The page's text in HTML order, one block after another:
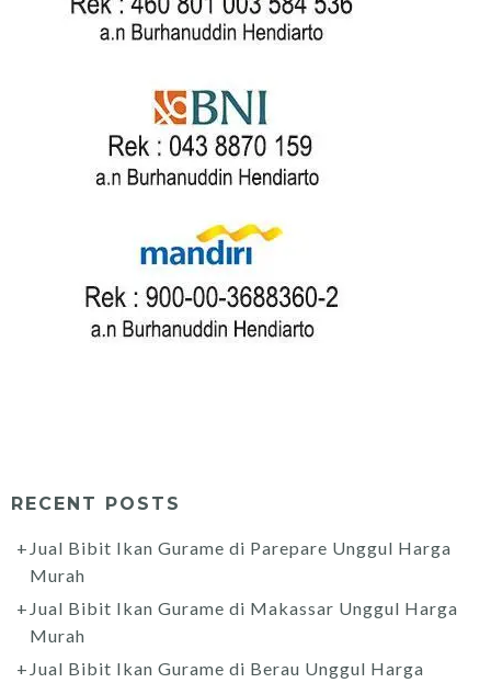
RECENT POSTS
Jual Bibit Ikan Gurame di Parepare Unggul Harga
Murah
Jual Bibit Ikan Gurame di Makassar Unggul Harga
Murah
Jual Bibit Ikan Gurame di Berau Unggul Harga